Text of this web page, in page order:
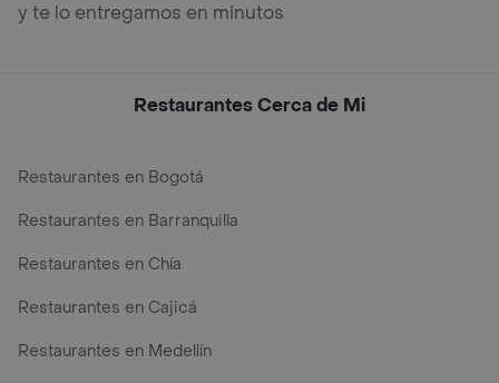
y te lo entregamos en minutos
Restaurantes Cerca de Mi
Restaurantes en Bogotá
Restaurantes en Barranquilla
Restaurantes en Chía
Restaurantes en Cajicá
Restaurantes en Medellín